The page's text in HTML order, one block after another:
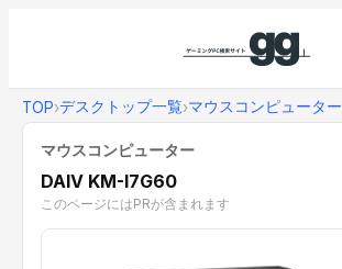
TOP›デスクトップ一覧›マウスコンピューター
マウスコンピューター
DAIV KM-I7G60
このページにはPRが含まれます